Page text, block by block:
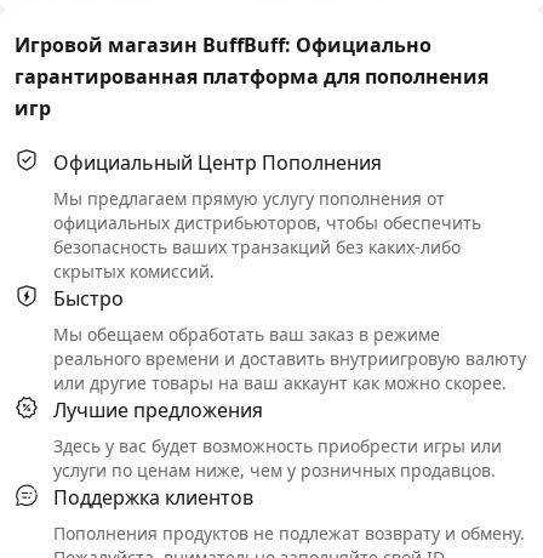
Игровой магазин BuffBuff: Официально
гарантированная платформа для пополнения
игр
Официальный Центр Пополнения
Мы предлагаем прямую услугу пополнения от
официальных дистрибьюторов, чтобы обеспечить
безопасность ваших транзакций без каких-либо
скрытых комиссий.
Быстро
Мы обещаем обработать ваш заказ в режиме
реального времени и доставить внутриигровую валюту
или другие товары на ваш аккаунт как можно скорее.
Лучшие предложения
Здесь у вас будет возможность приобрести игры или
услуги по ценам ниже, чем у розничных продавцов.
Поддержка клиентов
Пополнения продуктов не подлежат возврату и обмену.